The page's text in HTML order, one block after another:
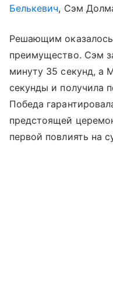
Белькевич, Сэм
Решающим
преимущество. Сэм
минуту 35 секунд, а
секунды и получила
Победа
предстоящей
первой повлиять на